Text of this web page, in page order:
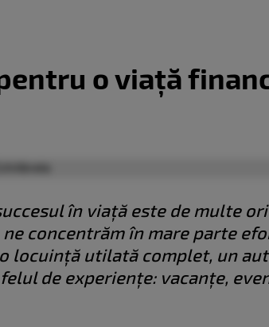
o viață
în viață este de multe
concentrăm în mare parte
locuință utilată complet, un
de experiențe: vacanțe,